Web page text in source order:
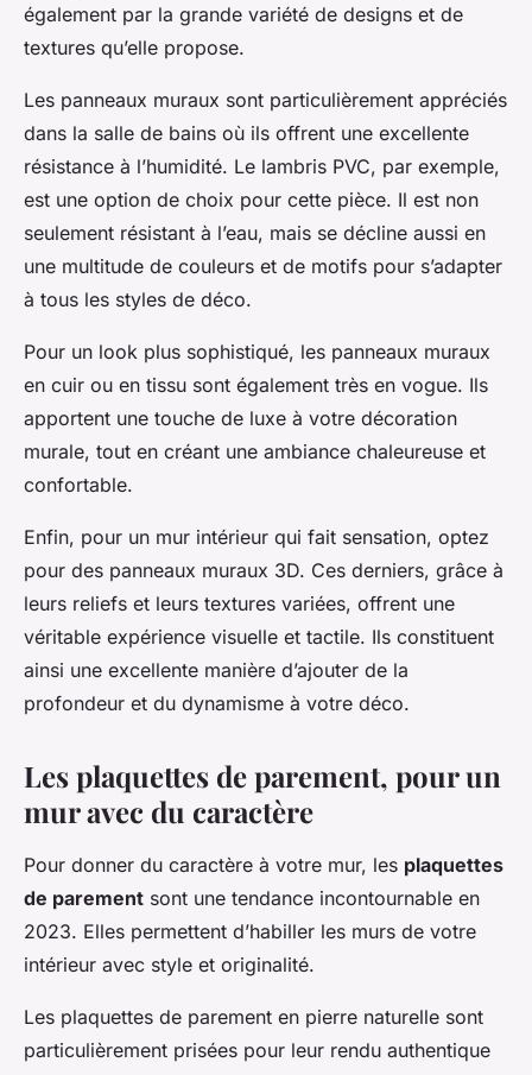
également par la grande variété de designs et de
textures qu’elle propose.
Les panneaux muraux sont particulièrement appréciés
dans la salle de bains où ils offrent une excellente
résistance à l’humidité. Le lambris PVC, par exemple,
est une option de choix pour cette pièce. Il est non
seulement résistant à l’eau, mais se décline aussi en
une multitude de couleurs et de motifs pour s’adapter
à tous les styles de déco.
Pour un look plus sophistiqué, les panneaux muraux
en cuir ou en tissu sont également très en vogue. Ils
apportent une touche de luxe à votre décoration
murale, tout en créant une ambiance chaleureuse et
confortable.
Enfin, pour un mur intérieur qui fait sensation, optez
pour des panneaux muraux 3D. Ces derniers, grâce à
leurs reliefs et leurs textures variées, offrent une
véritable expérience visuelle et tactile. Ils constituent
ainsi une excellente manière d’ajouter de la
profondeur et du dynamisme à votre déco.
Les plaquettes de parement, pour un
mur avec du caractère
Pour donner du caractère à votre mur, les plaquettes
de parement sont une tendance incontournable en
2023. Elles permettent d’habiller les murs de votre
intérieur avec style et originalité.
Les plaquettes de parement en pierre naturelle sont
particulièrement prisées pour leur rendu authentique